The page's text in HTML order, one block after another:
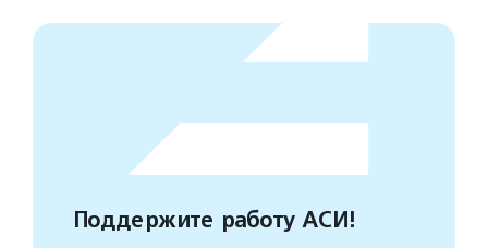
Поддержите работу АСИ!